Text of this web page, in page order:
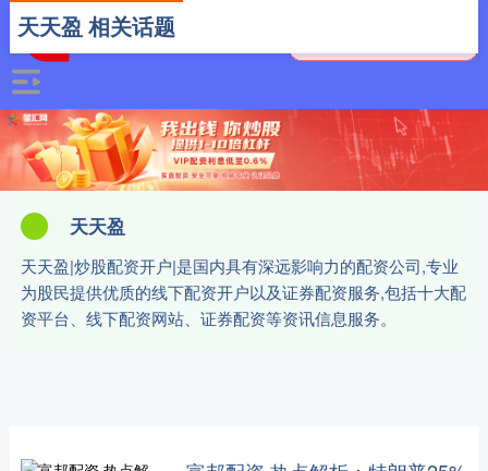
天天盈
天天盈|炒股配资开户|是国内具有深远影响力的配资公司,专业
为股民提供优质的线下配资开户以及证券配资服务,包括十大配
资平台、线下配资网站、证券配资等资讯信息服务。
天天盈 相关话题